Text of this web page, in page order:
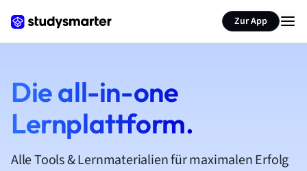
Zur App
Die all-in-one
Lernplattform.
Alle Tools & Lernmaterialien für maximalen Erfolg